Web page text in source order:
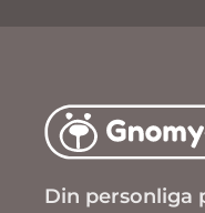
Din personliga